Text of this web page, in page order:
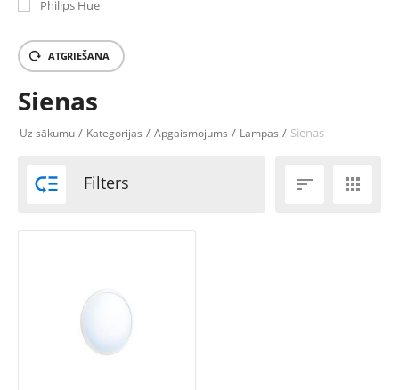
Philips Hue
ATGRIEŠANA
Sienas
Uz sākumu / Kategorijas / Apgaismojums / Lampas / Sienas
 Filters  